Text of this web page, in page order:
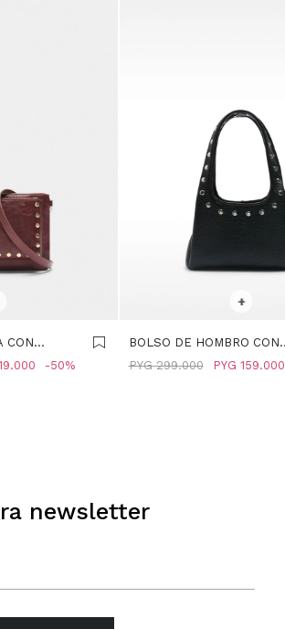
CON
50
+
BOLSO DE HOMBRO CON
TACHUELAS - NEGRO
PYG 159.000
PYG 299.000
newsletter